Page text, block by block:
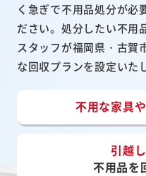
く急ぎで不用品処分が必
ださい。処分したい不用
スタッフが福岡県・古賀
な回収プランを設定いた
不用な家具
引越
不用品を